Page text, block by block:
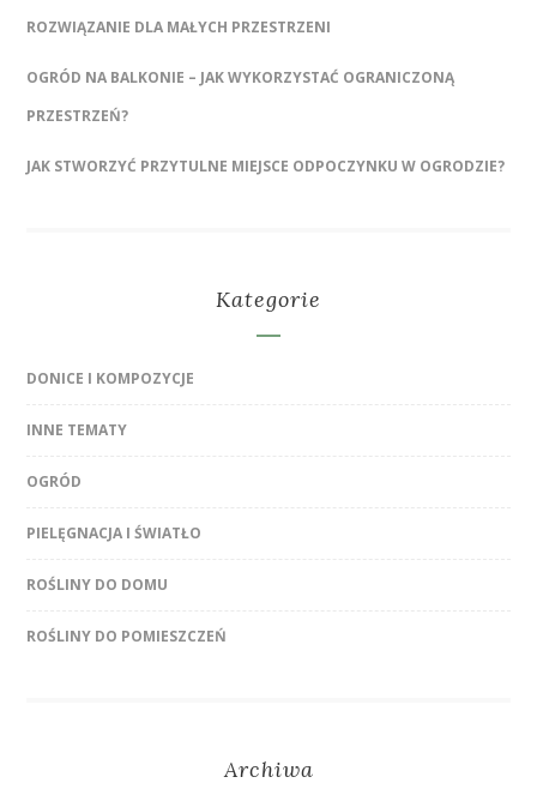
ROZWIĄZANIE DLA MAŁYCH PRZESTRZENI
OGRÓD NA BALKONIE – JAK WYKORZYSTAĆ OGRANICZONĄ
PRZESTRZEŃ?
JAK STWORZYĆ PRZYTULNE MIEJSCE ODPOCZYNKU W OGRODZIE?
Kategorie
DONICE I KOMPOZYCJE
INNE TEMATY
OGRÓD
PIELĘGNACJA I ŚWIATŁO
ROŚLINY DO DOMU
ROŚLINY DO POMIESZCZEŃ
Archiwa